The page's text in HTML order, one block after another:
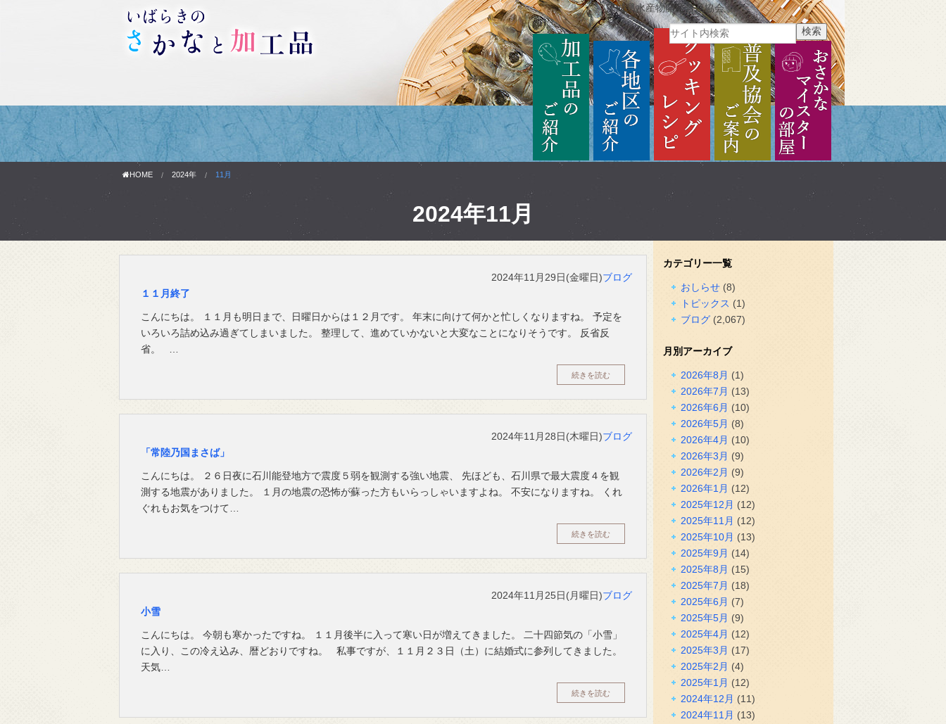
茨城県水産物開発普及協会
おさかなマイスターの部
普及協会のご案内
クッキングレシピ
各地区のご紹介
加工品のご紹介
HOME 2024年 11月
2024年11月
2024年11月29日(金曜日)ブログ
１１月終了
こんにちは。 １１月も明日まで、日曜日からは１２月です。 年末に向けて何かと忙しくなりますね。 予定を
いろいろ詰め込み過ぎてしまいました。 整理して、進めていかないと大変なことになりそうです。 反省反
省。 …
続きを読む
2024年11月28日(木曜日)ブログ
「常陸乃国まさば」
こんにちは。 ２６日夜に石川能登地方で震度５弱を観測する強い地震、 先ほども、石川県で最大震度４を観
測する地震がありました。 １月の地震の恐怖が蘇った方もいらっしゃいますよね。 不安になりますね。 くれ
ぐれもお気をつけて…
続きを読む
2024年11月25日(月曜日)ブログ
小雪
こんにちは。 今朝も寒かったですね。 １１月後半に入って寒い日が増えてきました。 二十四節気の「小雪」
に入り、この冷え込み、暦どおりですね。 私事ですが、１１月２３日（土）に結婚式に参列してきました。
天気…
続きを読む
カテゴリー一覧
おしらせ(8)
トピックス (1)
ブログ(2,067)
月別アーカイブ
2026年8月 (1)
2026年7月 (13)
2026年6月 (10)
2026年5月 (8)
2026年4月 (10)
2026年3月 (9)
2026年2月 (9)
2026年1月 (12)
2025年12月 (12)
2025年11月 (12)
2025年10月 (13)
2025年9月 (14)
2025年8月 (15)
2025年7月 (18)
2025年6月 (7)
2025年5月 (9)
2025年4月 (12)
2025年3月 (17)
2025年2月 (4)
2025年1月 (12)
2024年12月 (11)
2024年11月 (13)